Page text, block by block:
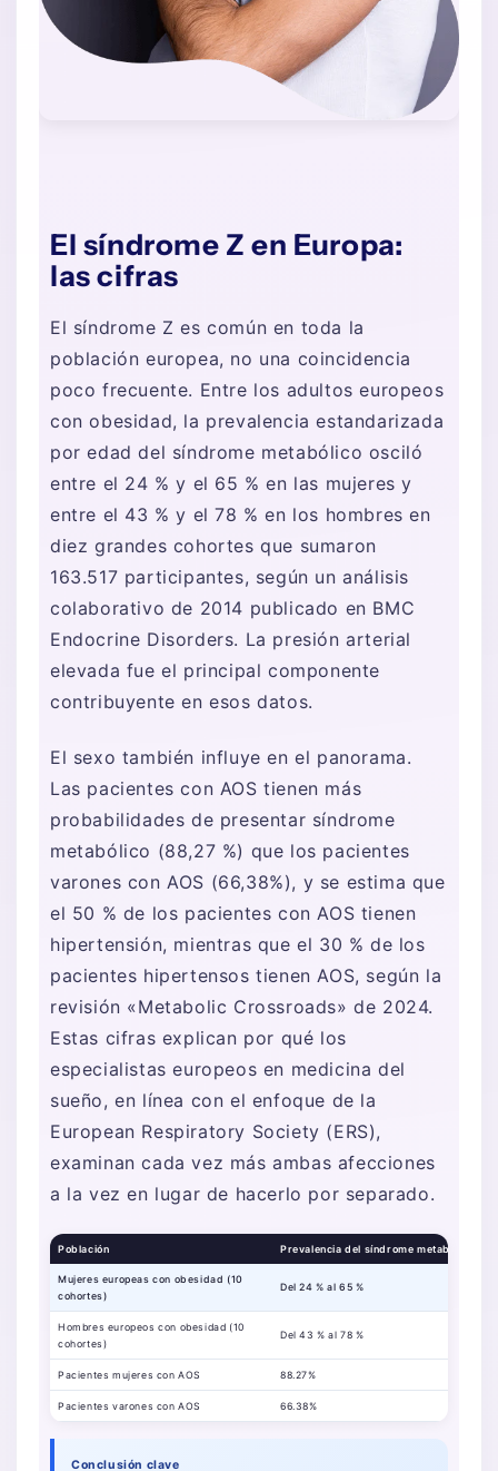
El síndrome Z en Europa:
las cifras
El síndrome Z es común en toda la
población europea, no una coincidencia
poco frecuente. Entre los adultos europeos
con obesidad, la prevalencia estandarizada
por edad del síndrome metabólico osciló
entre el 24 % y el 65 % en las mujeres y
entre el 43 % y el 78 % en los hombres en
diez grandes cohortes que sumaron
163.517 participantes, según un análisis
colaborativo de 2014 publicado en BMC
Endocrine Disorders. La presión arterial
elevada fue el principal componente
contribuyente en esos datos.
El sexo también influye en el panorama.
Las pacientes con AOS tienen más
probabilidades de presentar síndrome
metabólico (88,27 %) que los pacientes
varones con AOS (66,38%), y se estima que
el 50 % de los pacientes con AOS tienen
hipertensión, mientras que el 30 % de los
pacientes hipertensos tienen AOS, según la
revisión «Metabolic Crossroads» de 2024.
Estas cifras explican por qué los
especialistas europeos en medicina del
sueño, en línea con el enfoque de la
European Respiratory Society (ERS),
examinan cada vez más ambas afecciones
a la vez en lugar de hacerlo por separado.
Población Prevalencia del síndrome metabólico
Mujeres europeas con obesidad (10
cohortes)
Del 24 % al 65 %
Hombres europeos con obesidad (10
cohortes)
Del 43 % al 78 %
Pacientes mujeres con AOS 88.27%
Pacientes varones con AOS 66.38%
Conclusión clave